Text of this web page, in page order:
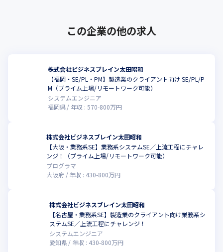
７．技術のスペシャリスト
８．営業職へのキャリアチェンジ
└SEの経験を活かしてクライアントとのリレーションを構築・拡
業務面・システム面に於ける課題に対する解決策を提案し、
またはWebマーケティングを通して、
コンサルティング・ソリューションの新規営業活動を行いつ
並行して既存顧客とのリレーションを深耕し、既存ビジネスの
拡大をも担います。
この企業の他の求人
株式会社ビジネスブレイン太田昭和
【福岡・SE/PL・PM】製造業のクライアント向け SE/PL/P
M（プライム上場/リモートワーク可能）
システムエンジニア
福岡県
年収 : 570-800万円
株式会社ビジネスブレイン太田昭和
【大阪・業務系SE】業務系システムSE／上流工程にチャレ
ンジ！（プライム上場/リモートワーク可能）
プログラマ
大阪府
年収 : 430-800万円
株式会社ビジネスブレイン太田昭和
【名古屋・業務系SE】製造業のクライアント向け業務系シ
ステムSE／上流工程にチャレンジ！
システムエンジニア
愛知県
年収 : 430-800万円